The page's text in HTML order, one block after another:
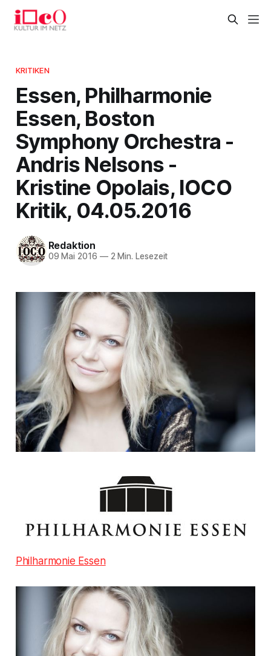
KRITIKEN
Essen, Philharmonie
Essen, Boston
Symphony Orchestra -
Andris Nelsons -
Kristine Opolais, IOCO
Kritik, 04.05.2016
Redaktion
09 Mai 2016 —2 Min. Lesezeit
Philharmonie Essen